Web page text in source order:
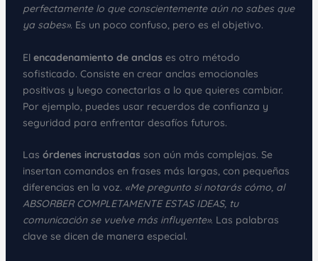
perfectamente lo que conscientemente aún no sabes que
ya sabes». Es un poco confuso, pero es el objetivo.
El encadenamiento de anclas es otro método
sofisticado. Consiste en crear anclas emocionales
positivas y luego conectarlas a lo que quieres cambiar.
Por ejemplo, puedes usar recuerdos de confianza y
seguridad para enfrentar desafíos futuros.
Las órdenes incrustadas son aún más complejas. Se
insertan comandos en frases más largas, con pequeñas
diferencias en la voz. «Me pregunto si notarás cómo, al
ABSORBER COMPLETAMENTE ESTAS IDEAS, tu
comunicación se vuelve más influyente». Las palabras
clave se dicen de manera especial.